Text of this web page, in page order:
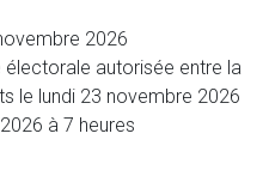
2026
autorisée entre la
le lundi 23 novembre 2026
à 7 heures